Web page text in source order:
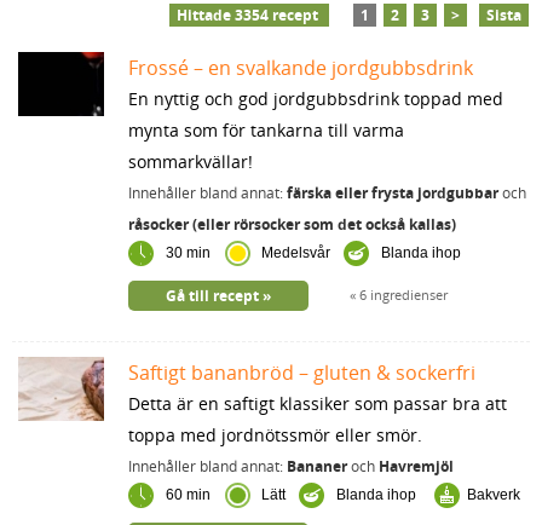
Hittade 3354 recept 1 2 3 > Sista
Frossé – en svalkande jordgubbsdrink
En nyttig och god jordgubbsdrink toppad med
mynta som för tankarna till varma
sommarkvällar!
Innehåller bland annat:färska eller frysta jordgubbaroch
råsocker (eller rörsocker som det också kallas)
30 min Medelsvår Blanda ihop
6 ingredienser
Gå till recept
Saftigt bananbröd – gluten & sockerfri
Detta är en saftigt klassiker som passar bra att
toppa med jordnötssmör eller smör.
Innehåller bland annat: Bananeroch Havremjöl
60 min Lätt Blanda ihop Bakverk